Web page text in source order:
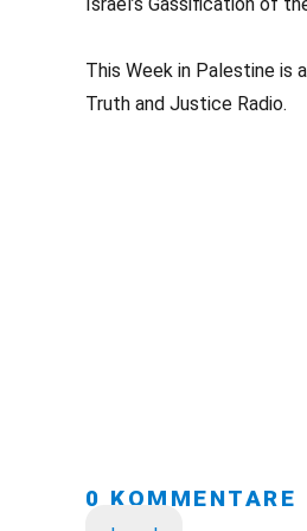
This Week in Palestine is
Truth and Justice Radio.
0 KOMMENTARE